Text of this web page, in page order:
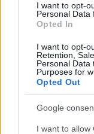
I want to opt-
Personal Data
Opted In
I want to opt-
Retention,
Personal Data
Purposes for
Opted Out
Google
I want to allow